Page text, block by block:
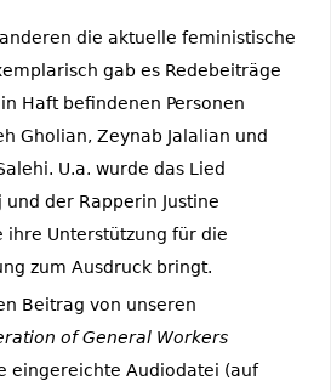
die aktuelle feministische
gab es Redebeiträge
Haft befindenen Personen
Gholian, Zeynab Jalalian und
U.a. wurde das Lied
und der Rapperin Justine
ihre Unterstützung für die
zum Ausdruck bringt.
Beitrag von unseren
of General Workers
eingereichte Audiodatei (auf